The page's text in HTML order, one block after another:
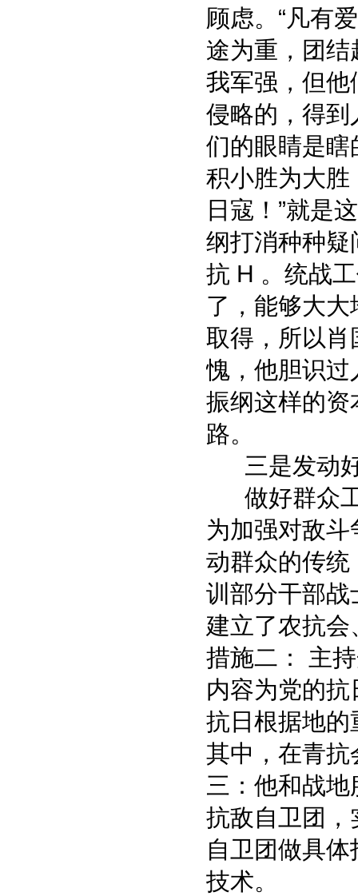
顾虑。“凡有
途为重，团结
我军强，但
侵略的，得
们的眼睛是
积小胜为大
日寇！”就是
纲打消种种
抗 H 。统战
了，能够大
取得，所以
愧，他胆识
振纲这样的
路。
三是发动好
做好群众工
为加强对敌
动群众的传
训部分干部
建立了农抗
措施二： 主
内容为党的
抗日根据地
其中，在青
三：他和战
抗敌自卫团
自卫团做具
技术。